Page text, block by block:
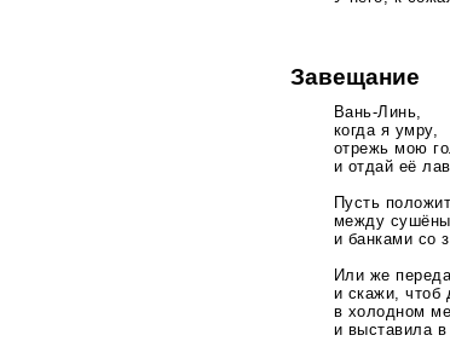
Завещание
Вань-Линь,
когда я умру,
отрежь мою
и отдай её
Пусть
между
и банками со
Или же
и скажи, чтоб
в холодном
и выставила